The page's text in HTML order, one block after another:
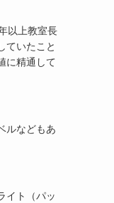
以上教室長
ていたこと
に精通して
ルなどもあ
イト（パッ